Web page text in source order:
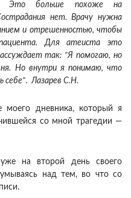
Это больше похоже на
нет. Врачу нужна
и отрешенностью, чтобы
Для атеиста это
так: "Я помогаю, но
Но внутри я понимаю, что
себе". Лазарев С.Н.
моего дневника, который я
со мной трагедии —
уже на второй день своего
над тем, во что со